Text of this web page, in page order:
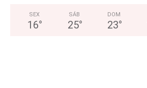
SEX
16°
SÁB
25°
DOM
23°